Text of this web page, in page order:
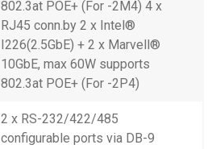
802.3at POE+ (For -2M4) 4 x
RJ45 conn.by 2 x Intel®
I226(2.5GbE) + 2 x Marvell®
10GbE, max 60W supports
802.3at POE+ (For -2P4)
2 x RS-232/422/485
configurable ports via DB-9